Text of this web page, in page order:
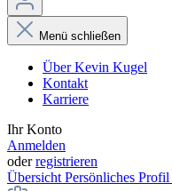
Menü schließen
Über Kevin Kugel
Kontakt
Karriere
Ihr Konto
Anmelden
oderregistrieren
Übersicht Persönliches Profil